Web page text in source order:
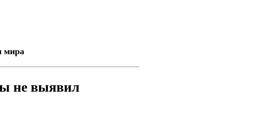
мира
не выявил